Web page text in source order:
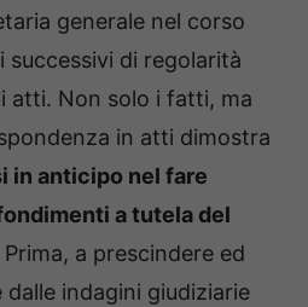
generale nel corso
di regolarità
atti. Non solo i fatti, ma
in atti dimostra
in anticipo nel fare
a tutela del
Prima, a prescindere ed
indagini giudiziarie